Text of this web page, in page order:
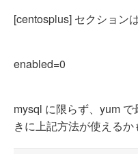
[centosplus] セクション
enabled=0
mysql に限らず、yum
きに上記方法が使えるか